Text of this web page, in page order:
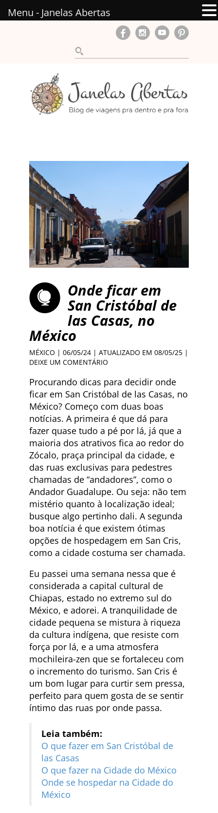
Onde ficar em
San Cristóbal de
las Casas, no
México
MÉXICO | 06/05/24 | ATUALIZADO EM 08/05/25 |
DEIXE UM COMENTÁRIO
Procurando dicas para decidir onde
ficar em San Cristóbal de las Casas, no
México? Começo com duas boas
notícias. A primeira é que dá para
fazer quase tudo a pé por lá, já que a
maioria dos atrativos fica ao redor do
Zócalo, praça principal da cidade, e
das ruas exclusivas para pedestres
chamadas de “andadores”, como o
Andador Guadalupe. Ou seja: não tem
mistério quanto à localização ideal;
busque algo pertinho dali. A segunda
boa notícia é que existem ótimas
opções de hospedagem em San Cris,
como a cidade costuma ser chamada.
Eu passei uma semana nessa que é
considerada a capital cultural de
Chiapas, estado no extremo sul do
México, e adorei. A tranquilidade de
cidade pequena se mistura à riqueza
da cultura indígena, que resiste com
força por lá, e a uma atmosfera
mochileira-zen que se fortaleceu com
o incremento do turismo. San Cris é
um bom lugar para curtir sem pressa,
perfeito para quem gosta de se sentir
íntimo das ruas por onde passa.
Leia também:
O que fazer em San Cristóbal de
las Casas
O que fazer na Cidade do México
Onde se hospedar na Cidade do
México
Menu - Janelas Abertas